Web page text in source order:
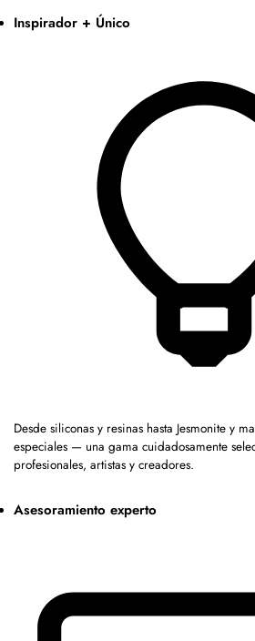
Inspirador + Único
Desde siliconas y resinas hasta Jesmonite y
especiales — una gama cuidadosamente
profesionales, artistas y creadores.
Asesoramiento experto